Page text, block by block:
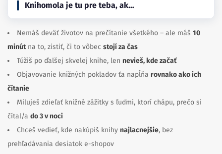
Knihomola je tu pre teba, ak…
Nemáš deväť životov na prečítanie všetkého – ale máš 10
minútna to, zistiť, či to vôbec stojí za čas
Túžiš po ďalšej skvelej knihe, len nevieš, kde začať
Objavovanie knižných pokladov ťa napĺňa rovnako ako ich
čítanie
Miluješ zdieľať knižné zážitky s ľuďmi, ktorí chápu, prečo si
čítal/a do 3 v noci
Chceš vedieť, kde nakúpiš knihy najlacnejšie, bez
prehľadávania desiatok e-shopov